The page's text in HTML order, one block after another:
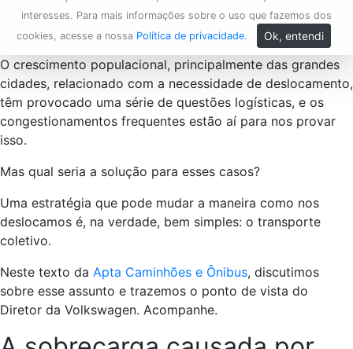
interesses. Para mais informações sobre o uso que fazemos dos
cookies, acesse a nossa Política de privacidade. Ok, entendi
O crescimento populacional, principalmente das grandes
cidades, relacionado com a necessidade de deslocamento,
têm provocado uma série de questões logísticas, e os
congestionamentos frequentes estão aí para nos provar
isso.
Mas qual seria a solução para esses casos?
Uma estratégia que pode mudar a maneira como nos
deslocamos é, na verdade, bem simples: o transporte
coletivo.
Neste texto da Apta Caminhões e Ônibus, discutimos
sobre esse assunto e trazemos o ponto de vista do
Diretor da Volkswagen. Acompanhe.